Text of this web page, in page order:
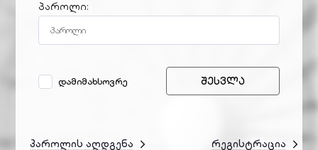
პაროლი:
დამიმახსოვრე შესვლა
პაროლის აღდგენა რეგისტრაცია